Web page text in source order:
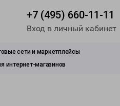
+7 (495) 660-11-11
Вход в личный кабинет
сети и маркетплейсы
интернет-магазинов